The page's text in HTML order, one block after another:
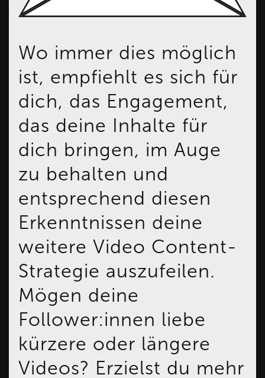
Wo immer dies möglich
ist, empfiehlt es sich für
dich, das Engagement,
das deine Inhalte für
dich bringen, im Auge
zu behalten und
entsprechend diesen
Erkenntnissen deine
weitere Video Content-
Strategie auszufeilen.
Mögen deine
Follower:innen liebe
kürzere oder längere
Videos? Erzielst du mehr